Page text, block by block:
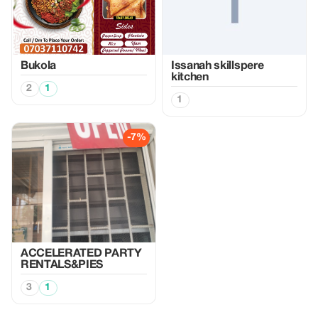
Bukola
2 1
Issanah skillspere
kitchen
1
-7%
ACCELERATED PARTY
RENTALS&PIES
3 1